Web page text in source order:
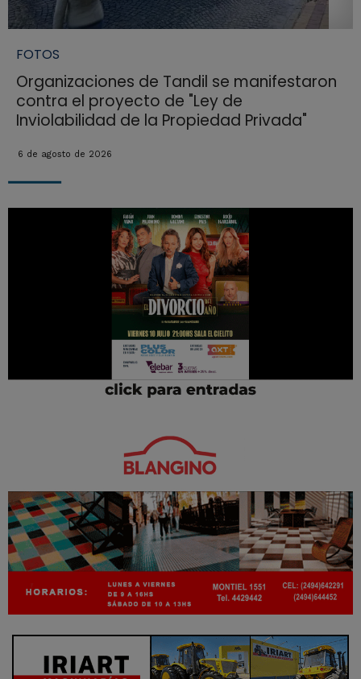
FOTOS
Organizaciones de Tandil se manifestaron
contra el proyecto de "Ley de
Inviolabilidad de la Propiedad Privada"
6 de agosto de 2026